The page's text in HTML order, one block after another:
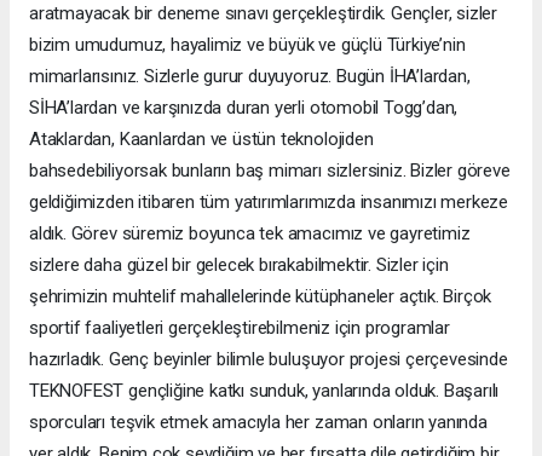
aratmayacak bir deneme sınavı gerçekleştirdik. Gençler, sizler
bizim umudumuz, hayalimiz ve büyük ve güçlü Türkiye’nin
mimarlarısınız. Sizlerle gurur duyuyoruz. Bugün İHA’lardan,
SİHA’lardan ve karşınızda duran yerli otomobil Togg’dan,
Ataklardan, Kaanlardan ve üstün teknolojiden
bahsedebiliyorsak bunların baş mimarı sizlersiniz. Bizler göreve
geldiğimizden itibaren tüm yatırımlarımızda insanımızı merkeze
aldık. Görev süremiz boyunca tek amacımız ve gayretimiz
sizlere daha güzel bir gelecek bırakabilmektir. Sizler için
şehrimizin muhtelif mahallelerinde kütüphaneler açtık. Birçok
sportif faaliyetleri gerçekleştirebilmeniz için programlar
hazırladık. Genç beyinler bilimle buluşuyor projesi çerçevesinde
TEKNOFEST gençliğine katkı sunduk, yanlarında olduk. Başarılı
sporcuları teşvik etmek amacıyla her zaman onların yanında